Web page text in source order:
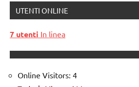
UTENTI ONLINE
7 utenti In linea
Online Visitors: 4